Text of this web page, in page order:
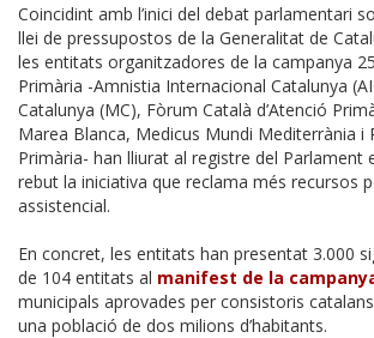
Coincidint amb l’inici del debat parlamentari
llei de pressupostos de la Generalitat de
les entitats organitzadores de la campanya
Primària -Amnistia Internacional Catalunya
Catalunya (MC), Fòrum Català d’Atenció
Marea Blanca, Medicus Mundi Mediterrània i
Primària- han lliurat al registre del Parlament
rebut la iniciativa que reclama més recursos
assistencial.
En concret, les entitats han presentat 3.000
de 104 entitats al manifest de la
municipals aprovades per consistoris
una població de dos milions d’habitants.